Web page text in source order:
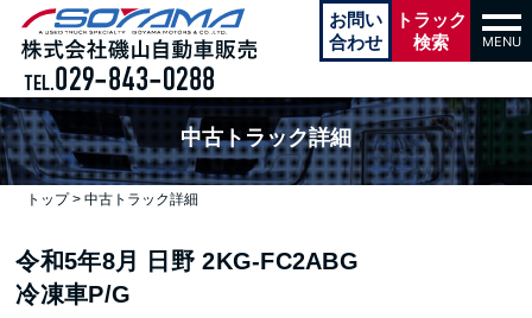
本文へ
MENU
お問い
合わせ
トラック
検索
中古トラック詳細
トップ>中古トラック詳細
令和5年8月 日野 2KG-FC2ABG
冷凍車P/G